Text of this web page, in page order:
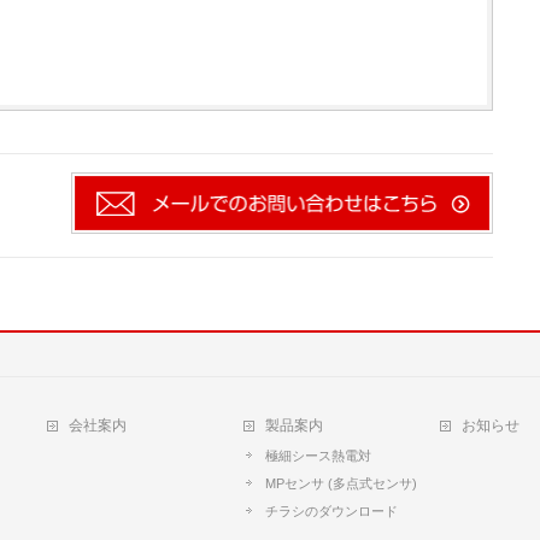
会社案内 製品案内
極細シース熱電対
MPセンサ (多点式センサ)
チラシのダウンロード
お知らせ